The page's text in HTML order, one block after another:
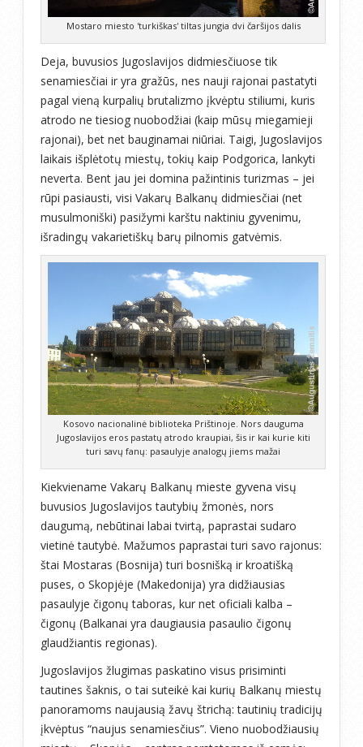
Mostaro miesto 'turkiškas' tiltas jungia dvi čaršijos dalis
Deja, buvusios Jugoslavijos didmiesčiuose tik
senamiesčiai ir yra gražūs, nes nauji rajonai pastatyti
pagal vieną kurpalių brutalizmo įkvėptu stiliumi, kuris
atrodo ne tiesiog nuobodžiai (kaip mūsų miegamieji
rajonai), bet net bauginamai niūriai. Taigi, Jugoslavijos
laikais išplėtotų miestų, tokių kaip Podgorica, lankyti
neverta. Bent jau jei domina pažintinis turizmas – jei
rūpi pasiausti, visi Vakarų Balkanų didmiesčiai (net
musulmoniški) pasižymi karštu naktiniu gyvenimu,
išradingų vakarietiškų barų pilnomis gatvėmis.
Kosovo nacionalinė biblioteka Prištinoje. Nors dauguma
Jugoslavijos eros pastatų atrodo kraupiai, šis ir kai kurie kiti
turi savų fanų: pasaulyje analogų jiems mažai
Kiekviename Vakarų Balkanų mieste gyvena visų
buvusios Jugoslavijos tautybių žmonės, nors
daugumą, nebūtinai labai tvirtą, paprastai sudaro
vietinė tautybė. Mažumos paprastai turi savo rajonus:
štai Mostaras (Bosnija) turi bosnišką ir kroatišką
puses, o Skopjėje (Makedonija) yra didžiausias
pasaulyje čigonų taboras, kur net oficiali kalba –
čigonų (Balkanai yra daugiausia pasaulio čigonų
glaudžiantis regionas).
Jugoslavijos žlugimas paskatino visus prisiminti
tautines šaknis, o tai suteikė kai kurių Balkanų miestų
panoramoms naujausią žavų štrichą: tautinių tradicijų
įkvėptus “naujus senamiesčius”. Vieno nuobodžiausių